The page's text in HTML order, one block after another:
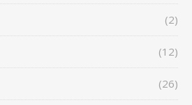
(2)
(12)
(26)